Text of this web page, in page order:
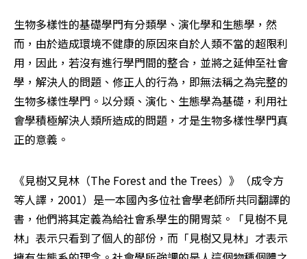
生物多樣性的基礎學門有分類學、演化學和生態學，然
而，由於造成環境不健康的原因來自於人類不當的超限利
用，因此，若沒有進行學門間的整合，並將之延伸至社會
學，解決人的問題、修正人的行為，即無法稱之為完整的
生物多樣性學門。以分類、演化、生態學為基礎，利用社
會學積極解決人類所造成的問題，才是生物多樣性學門真
正的意義。
《見樹又見林（The Forest and the Trees）》（成令方
等人譯，2001）是一本國內多位社會學老師所共同翻譯的
書，他們將其定義為給社會系學生的開胃菜。「見樹不見
林」表示只看到了個人的部份，而「見樹又見林」才表示